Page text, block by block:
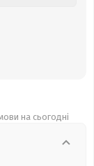
на сьогодні